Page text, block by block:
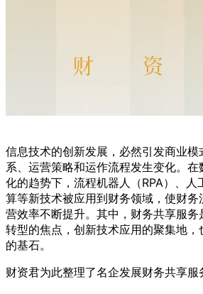
信息技术的创新发展，必然引发商业
系、运营策略和运作流程发生变化。
化的趋势下，流程机器人（RPA）、
算等新技术被应用到财务领域，使财
营效率不断提升。其中，财务共享服
转型的焦点，创新技术应用的聚集地
的基石。
财资君为此整理了名企发展财务共享服